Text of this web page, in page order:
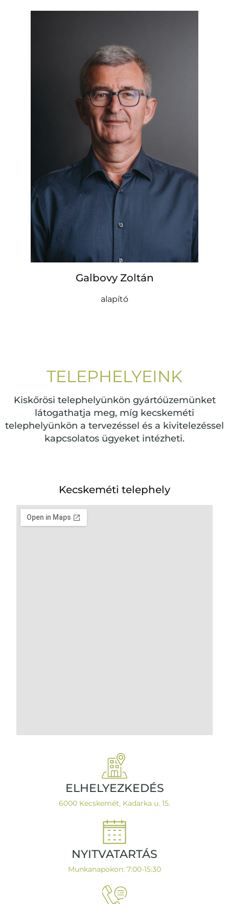
Galbovy Zoltán
alapító
TELEPHELYEINK
Kiskőrösi telephelyünkön gyártóüzemünket
látogathatja meg, míg kecskeméti
telephelyünkön a tervezéssel és a kivitelezéssel
kapcsolatos ügyeket intézheti.
Kecskeméti telephely
ELHELYEZKEDÉS
6000 Kecskemét, Kadarka u. 15.
NYITVATARTÁS
Munkanapokon: 7:00-15:30